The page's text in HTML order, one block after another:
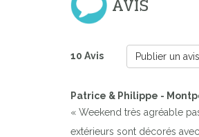
AVIS
10 Avis Publier un avis
Patrice & Philippe -
« Weekend très agréable
extérieurs sont décorés